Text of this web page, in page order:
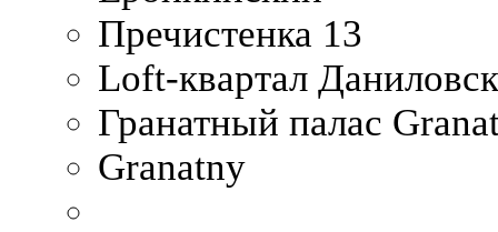
Пречистенка 13
Loft-квартал
Гранатный палас
Granatny